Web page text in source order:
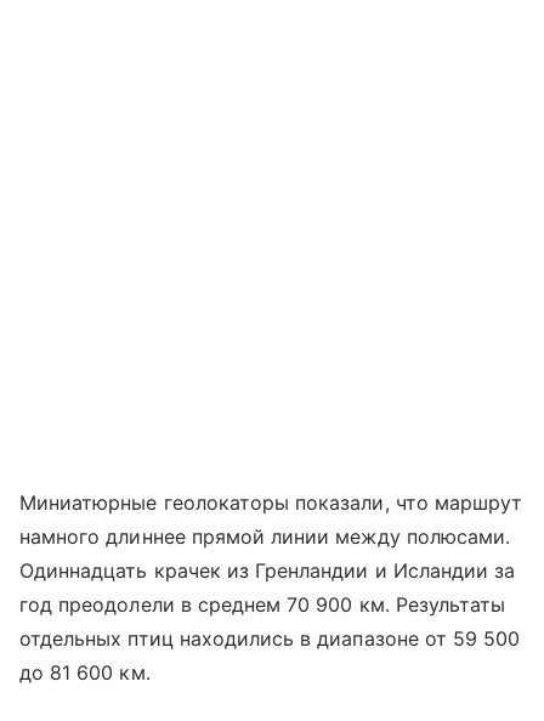
Миниатюрные геолокаторы показали, что маршрут
намного длиннее прямой линии между полюсами.
Одиннадцать крачек из Гренландии и Исландии за
год преодолели в среднем 70 900 км. Результаты
отдельных птиц находились в диапазоне от 59 500
до 81 600 км.